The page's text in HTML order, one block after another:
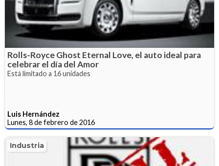
Rolls-Royce Ghost Eternal Love, el auto ideal para
celebrar el día del Amor
Está limitado a 16 unidades
Luis Hernández
Lunes, 8 de febrero de 2016
Industria